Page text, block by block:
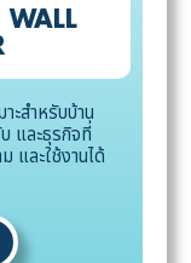
WALL
ะสำหรับบ้าน
และธุรกิจที่
และใช้งานได้